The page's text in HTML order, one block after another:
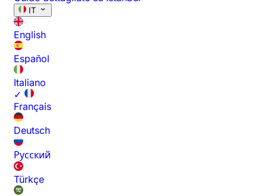
IT
English
Español
Italiano
✓
Français
Deutsch
Русский
Türkçe